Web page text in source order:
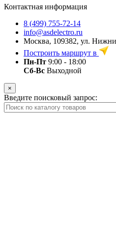
Контактная информация
8 (499) 755-72-14
info@asdelectro.ru
Москва, 109382, ул.
Построить маршрут в
Пн-Пт 9:00 - 18:00
Сб-Вс Выходной
×
Введите поисковый запрос: